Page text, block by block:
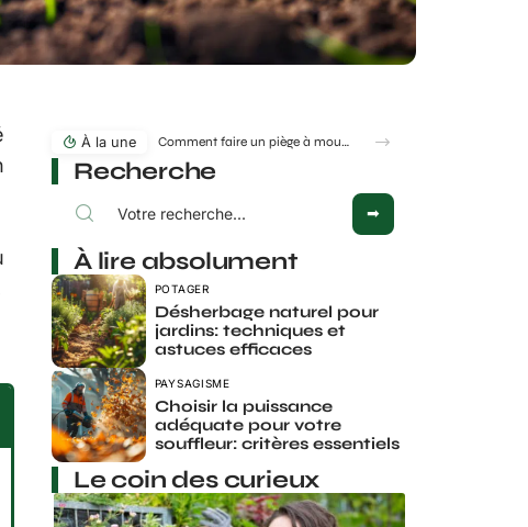
À la une Comment faire un piège à moucheron et éviter qu’ils ne reviennent ensuite ?
Recherche
À lire absolument
POTAGER
Désherbage naturel pour
jardins: techniques et
astuces efficaces
PAYSAGISME
Choisir la puissance
adéquate pour votre
souffleur: critères essentiels
Le coin des curieux